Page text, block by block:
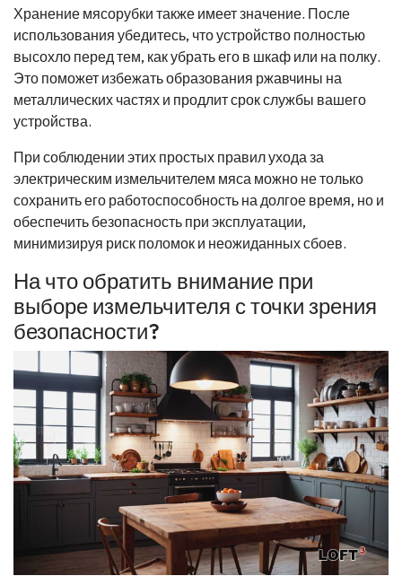
Хранение мясорубки также имеет значение. После
использования убедитесь, что устройство полностью
высохло перед тем, как убрать его в шкаф или на полку.
Это поможет избежать образования ржавчины на
металлических частях и продлит срок службы вашего
устройства.
При соблюдении этих простых правил ухода за
электрическим измельчителем мяса можно не только
сохранить его работоспособность на долгое время, но и
обеспечить безопасность при эксплуатации,
минимизируя риск поломок и неожиданных сбоев.
На что обратить внимание при
выборе измельчителя с точки зрения
безопасности?